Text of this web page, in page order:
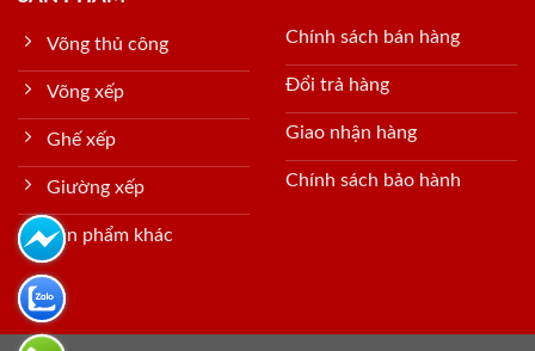
Võng thủ công
Võng xếp
Ghế xếp
Giường xếp
Sản phẩm khác
Chính sách bán hàng
Đổi trả hàng
Giao nhận hàng
Chính sách bảo hành